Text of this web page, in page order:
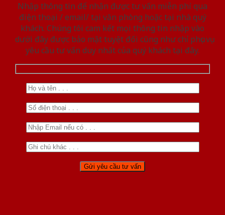
Nhập thông tin để nhận được tư vấn miễn phí qua
điện thoại / email/ tại văn phòng hoặc tại nhà quý
khách. Chúng tôi cam kết mọi thông tin nhập vào
dưới đây được bảo mật tuyệt đối cũng như chỉ phục vụ
yêu cầu tư vấn duy nhất của quý khách tại đây.